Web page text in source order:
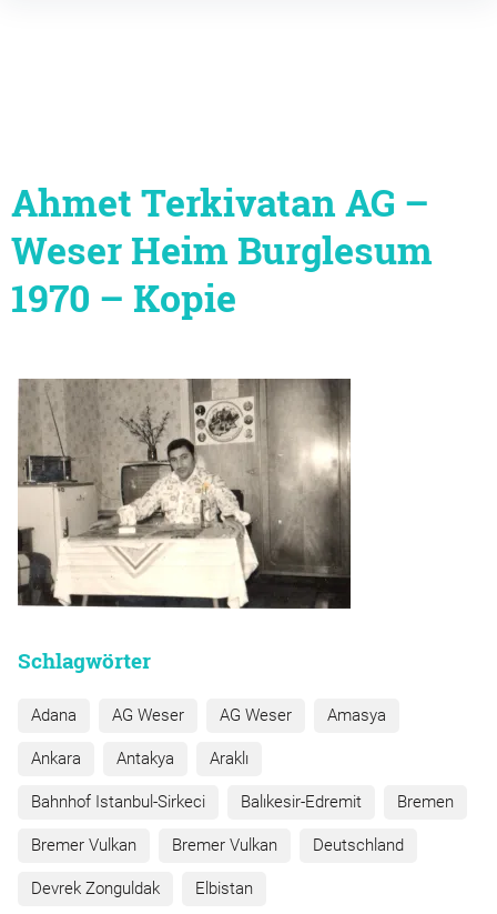
Ahmet Terkivatan AG –
Weser Heim Burglesum
1970 – Kopie
Beitragsnavigation
Schlagwörter
Adana AG Weser AG Weser Amasya
Ankara Antakya Araklı
Bahnhof Istanbul-Sirkeci Balıkesir-Edremit Bremen
Bremer Vulkan Bremer Vulkan Deutschland
Devrek Zonguldak Elbistan